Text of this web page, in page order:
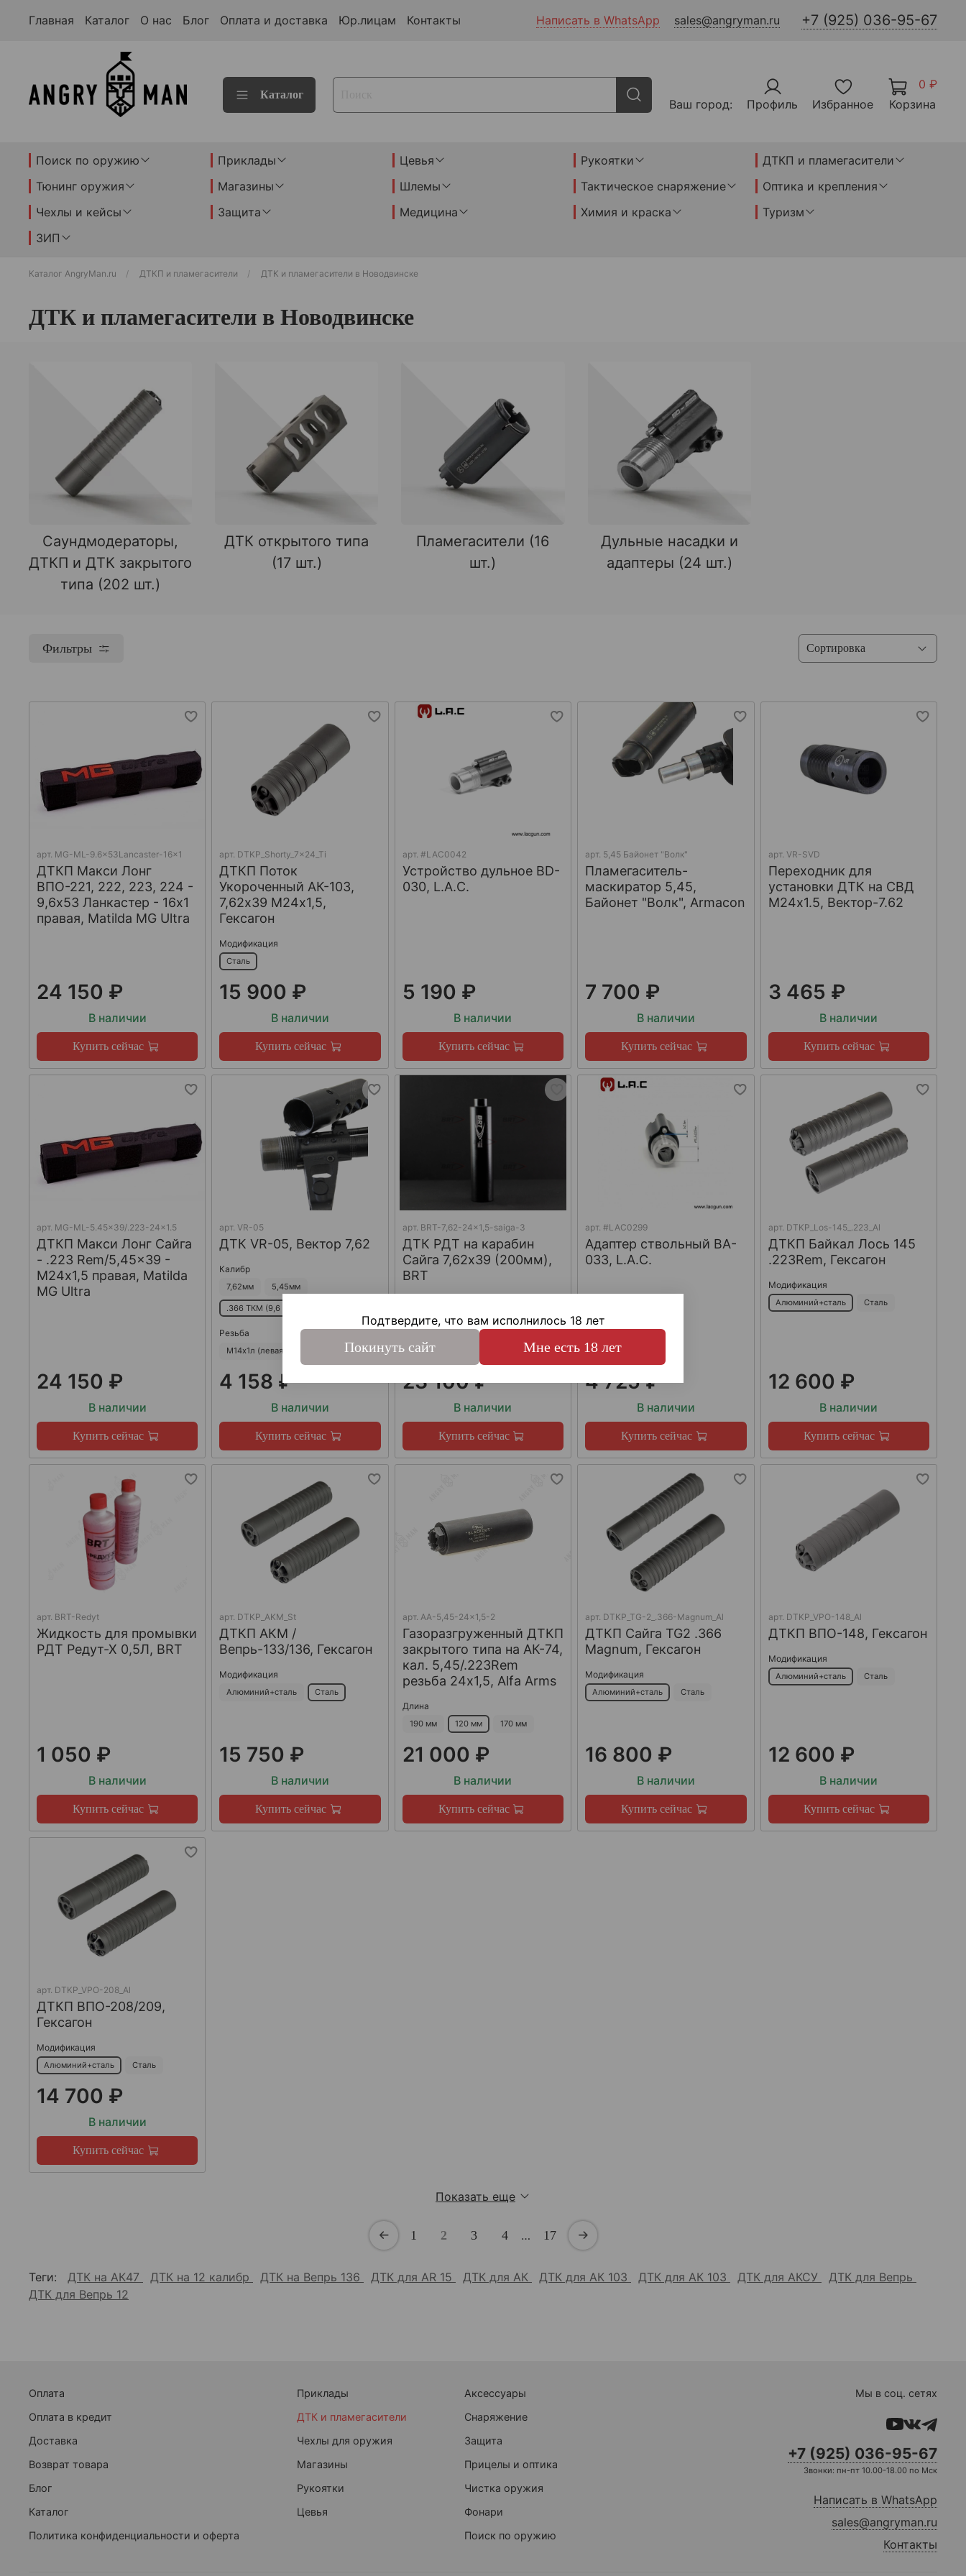
Главная Каталог О нас Блог Оплата и доставка Юр.лицам Контакты Написать в WhatsApp sales@angryman.ru +7 (925) 036-95-67
Каталог
Ваш город: Профиль Избранное
0 ₽
Корзина
Поиск по оружию Приклады Цевья Рукоятки
ДТКП и пламегасители
Тюнинг оружия
Магазины Шлемы Тактическое снаряжение
Оптика и крепления
Чехлы и кейсы
Защита Медицина Химия и краска
Туризм
ЗИП
Каталог AngryMan.ru ДТКП и пламегасители ДТК и пламегасители в Новодвинске
ДТК и пламегасители в Новодвинске
Саундмодераторы,
ДТКП и ДТК закрытого
типа (202 шт.)
ДТК открытого типа
(17 шт.)
Пламегасители (16
шт.)
Дульные насадки и
адаптеры (24 шт.)
Фильтры
арт. MG-ML-9.6x53Lancaster-16x1
ДТКП Макси Лонг
ВПО-221, 222, 223, 224 -
9,6x53 Ланкастер - 16x1
правая, Matilda MG Ultra
24 150 ₽
В наличии
Купить сейчас
арт. DTKP_Shorty_7x24_Ti
ДТКП Поток
Укороченный АК-103,
7,62х39 М24х1,5,
Гексагон
Модификация
Сталь
15 900 ₽
В наличии
Купить сейчас
арт. #LAC0042
Устройство дульное BD-
030, L.A.C.
5 190 ₽
В наличии
Купить сейчас
арт. 5,45 Байонет "Волк"
Пламегаситель-
маскиратор 5,45,
Байонет "Волк", Armacon
7 700 ₽
В наличии
Купить сейчас
арт. VR-SVD
Переходник для
установки ДТК на СВД
М24х1.5, Вектор-7.62
3 465 ₽
В наличии
Купить сейчас
арт. MG-ML-5.45x39/.223-24x1.5
ДТКП Макси Лонг Сайга
- .223 Rem/5,45x39 -
М24x1,5 правая, Matilda
MG Ultra
24 150 ₽
В наличии
Купить сейчас
арт.VR-05
ДТК VR-05, Вектор 7,62
Калибр
7,62мм 5,45мм
.366 ТКМ (9,6 мм)
Резьба
М14х1л (левая) М24х1,5 (правая)
4 158 ₽
В наличии
Купить сейчас
арт. BRT-7,62-24x1,5-saiga-3
ДТК РДТ на карабин
Сайга 7,62х39 (200мм),
BRT
23 100 ₽
В наличии
Купить сейчас
арт.#LAC0299
Адаптер ствольный BA-
033, L.A.C.
4 725 ₽
В наличии
Купить сейчас
арт. DTKP_Los-145_.223_Al
ДТКП Байкал Лось 145
.223Rem, Гексагон
Модификация
Алюминий+сталь Сталь
12 600 ₽
В наличии
Купить сейчас
арт. BRT-Redyt
Жидкость для промывки
РДТ Редут-Х 0,5Л, BRT
1 050 ₽
В наличии
Купить сейчас
арт. DTKP_AKM_St
ДТКП АКМ /
Вепрь-133/136, Гексагон
Модификация
Алюминий+сталь Сталь
15 750 ₽
В наличии
Купить сейчас
арт. AA-5,45-24x1,5-2
Газоразгруженный ДТКП
закрытого типа на АК-74,
кал. 5,45/.223Rem
резьба 24х1,5, Alfa Arms
Длина
190 мм 120 мм 170 мм
21 000 ₽
В наличии
Купить сейчас
арт. DTKP_TG-2_.366-Magnum_Al
ДТКП Сайга TG2 .366
Magnum, Гексагон
Модификация
Алюминий+сталь Сталь
16 800 ₽
В наличии
Купить сейчас
арт. DTKP_VPO-148_Al
ДТКП ВПО-148, Гексагон
Модификация
Алюминий+сталь Сталь
12 600 ₽
В наличии
Купить сейчас
арт. DTKP_VPO-208_Al
ДТКП ВПО-208/209,
Гексагон
Модификация
Алюминий+сталь Сталь
14 700 ₽
В наличии
Купить сейчас
Показать еще
1 2 3 4 … 17
Теги: ДТК на АК47 ДТК на 12 калибр ДТК на Вепрь 136 ДТК для AR 15 ДТК для АК ДТК для АК 103 ДТК для АК 103 ДТК для АКСУ
ДТК для Вепрь
ДТК для Вепрь 12
Оплата
Оплата в кредит
Доставка
Возврат товара
Блог
Каталог
Политика конфиденциальности и оферта
Приклады
ДТК и пламегасители
Чехлы для оружия
Магазины
Рукоятки
Цевья
Аксессуары
Снаряжение
Защита
Прицелы и оптика
Чистка оружия
Фонари
Поиск по оружию
Мы в соц. сетях
+7 (925) 036-95-67
Звонки: пн-пт 10.00-18.00 по Мск
Написать в WhatsApp
sales@angryman.ru
Контакты
Подтвердите, что вам исполнилось 18 лет
Покинуть сайт Мне есть 18 лет